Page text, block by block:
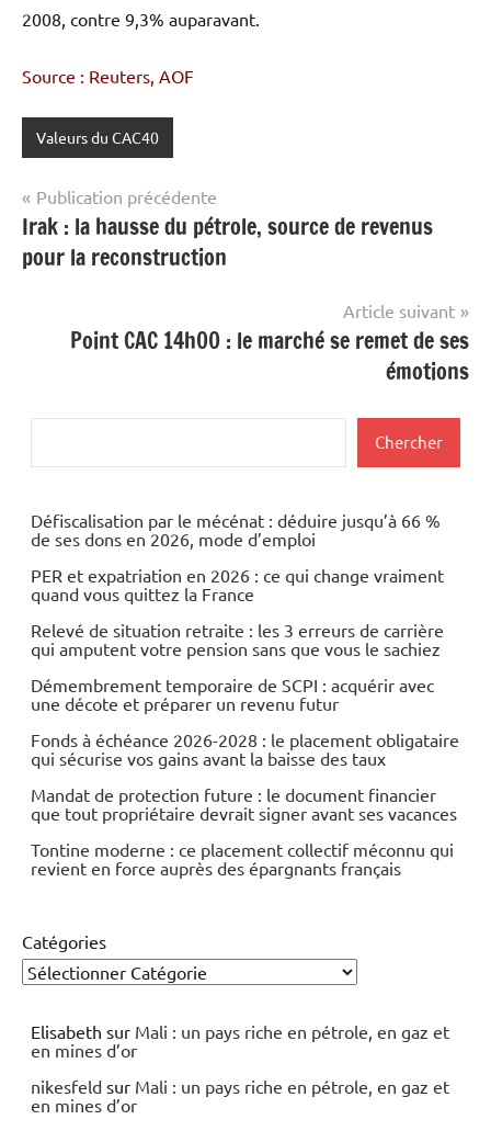
2008, contre 9,3% auparavant.
Source : Reuters, AOF
Valeurs du CAC40
Navigation
de
l’article
Publication précédente
Irak : la hausse du pétrole, source de revenus
pour la reconstruction
Article suivant
Point CAC 14h00 : le marché se remet de ses
émotions
Chercher
Défiscalisation par le mécénat : déduire jusqu’à 66 %
de ses dons en 2026, mode d’emploi
PER et expatriation en 2026 : ce qui change vraiment
quand vous quittez la France
Relevé de situation retraite : les 3 erreurs de carrière
qui amputent votre pension sans que vous le sachiez
Démembrement temporaire de SCPI : acquérir avec
une décote et préparer un revenu futur
Fonds à échéance 2026-2028 : le placement obligataire
qui sécurise vos gains avant la baisse des taux
Mandat de protection future : le document financier
que tout propriétaire devrait signer avant ses vacances
Tontine moderne : ce placement collectif méconnu qui
revient en force auprès des épargnants français
Catégories
Elisabeth sur Mali : un pays riche en pétrole, en gaz et
en mines d’or
nikesfeld sur Mali : un pays riche en pétrole, en gaz et
en mines d’or